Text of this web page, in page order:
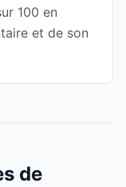
100 en
et de son
de